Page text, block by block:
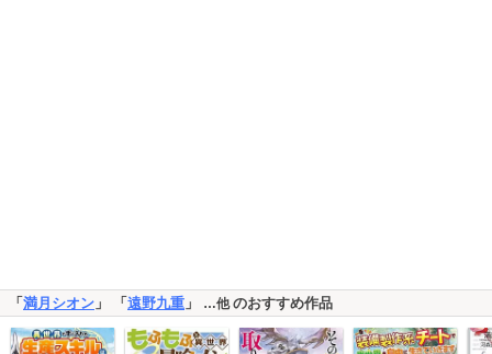
「満月シオン 」 「遠野九重 」 …他のおすすめ作品